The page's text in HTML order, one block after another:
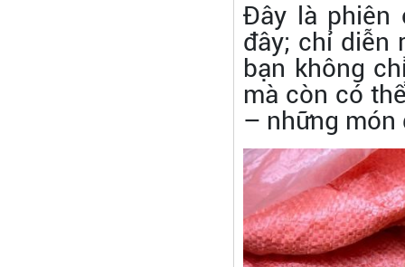
Đây là phiên
đây; chỉ diễn
bạn không
mà còn có
– những món